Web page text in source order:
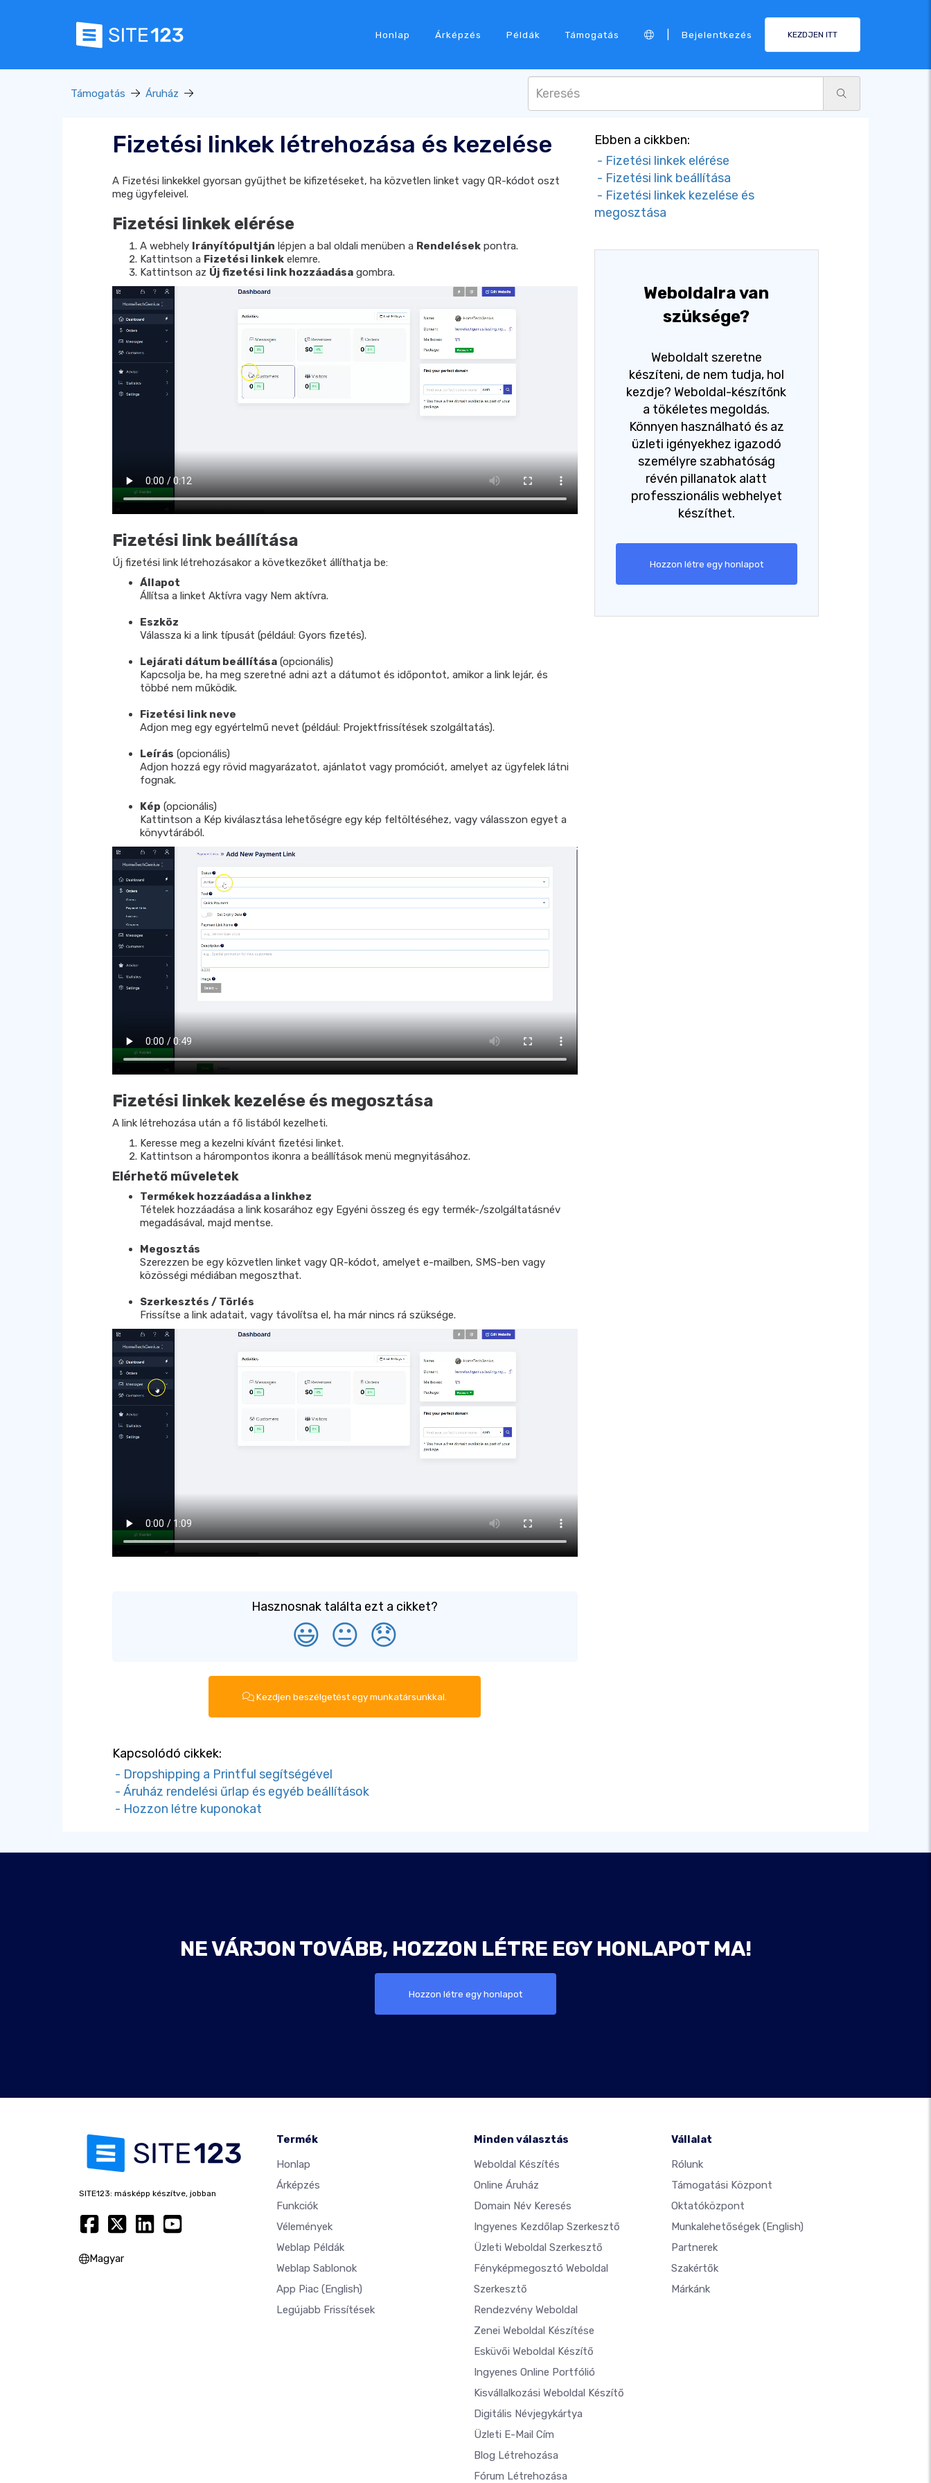
Honlap Árképzés Példák Támogatás Bejelentkezés KEZDJEN ITT
Támogatás Áruház
Fizetési linkek létrehozása és kezelése
A Fizetési linkekkel gyorsan gyűjthet be kifizetéseket, ha közvetlen linket vagy QR-kódot oszt
meg ügyfeleivel.
Fizetési linkek elérése
A webhely Irányítópultján lépjen a bal oldali menüben a Rendelések pontra.
Kattintson a Fizetési linkek elemre.
Kattintson az Új fizetési link hozzáadása gombra.
Fizetési link beállítása
Új fizetési link létrehozásakor a következőket állíthatja be:
Állapot
Állítsa a linket Aktívra vagy Nem aktívra.
Eszköz
Válassza ki a link típusát (például: Gyors fizetés).
Lejárati dátum beállítása (opcionális)
Kapcsolja be, ha meg szeretné adni azt a dátumot és időpontot, amikor a link lejár, és
többé nem működik.
Fizetési link neve
Adjon meg egy egyértelmű nevet (például: Projektfrissítések szolgáltatás).
Leírás (opcionális)
Adjon hozzá egy rövid magyarázatot, ajánlatot vagy promóciót, amelyet az ügyfelek látni
fognak.
Kép (opcionális)
Kattintson a Kép kiválasztása lehetőségre egy kép feltöltéséhez, vagy válasszon egyet a
könyvtárából.
Fizetési linkek kezelése és megosztása
A link létrehozása után a fő listából kezelheti.
Keresse meg a kezelni kívánt fizetési linket.
Kattintson a hárompontos ikonra a beállítások menü megnyitásához.
Elérhető műveletek
Termékek hozzáadása a linkhez
Tételek hozzáadása a link kosarához egy Egyéni összeg és egy termék-/szolgáltatásnév
megadásával, majd mentse.
Megosztás
Szerezzen be egy közvetlen linket vagy QR-kódot, amelyet e-mailben, SMS-ben vagy
közösségi médiában megoszthat.
Szerkesztés / Törlés
Frissítse a link adatait, vagy távolítsa el, ha már nincs rá szüksége.
Hasznosnak találta ezt a cikket?
😃 😐 😞
Kezdjen beszélgetést egy munkatársunkkal.
Kapcsolódó cikkek:
- Dropshipping a Printful segítségével
- Áruház rendelési űrlap és egyéb beállítások
- Hozzon létre kuponokat
Ebben a cikkben:
- Fizetési linkek elérése
- Fizetési link beállítása
- Fizetési linkek kezelése és
megosztása
Weboldalra van
szüksége?
Weboldalt szeretne
készíteni, de nem tudja, hol
kezdje? Weboldal-készítőnk
a tökéletes megoldás.
Könnyen használható és az
üzleti igényekhez igazodó
személyre szabhatóság
révén pillanatok alatt
professzionális webhelyet
készíthet.
Hozzon létre egy honlapot
NE VÁRJON TOVÁBB, HOZZON LÉTRE EGY HONLAPOT MA!
Hozzon létre egy honlapot
SITE123: másképp készítve, jobban
Magyar
Termék
Honlap
Árképzés
Funkciók
Vélemények
Weblap Példák
Weblap Sablonok
App Piac (English)
Legújabb Frissítések
Minden választás
Weboldal Készítés
Online Áruház
Domain Név Keresés
Ingyenes Kezdőlap Szerkesztő
Üzleti Weboldal Szerkesztő
Fényképmegosztó Weboldal
Szerkesztő
Rendezvény Weboldal
Zenei Weboldal Készítése
Esküvői Weboldal Készítő
Ingyenes Online Portfólió
Kisvállalkozási Weboldal Készítő
Digitális Névjegykártya
Üzleti E-Mail Cím
Blog Létrehozása
Fórum Létrehozása
Vállalat
Rólunk
Támogatási Központ
Oktatóközpont
Munkalehetőségek (English)
Partnerek
Szakértők
Márkánk